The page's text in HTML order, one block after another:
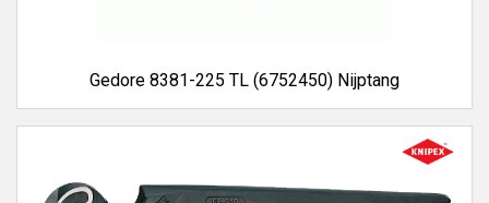
Gedore 8381-225 TL (6752450) Nijptang